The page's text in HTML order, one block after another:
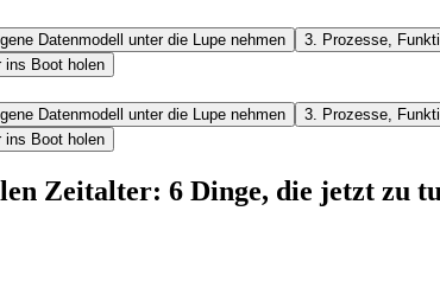
Datenmodell unter die Lupe nehmen 3. Prozesse,
ins Boot holen
Datenmodell unter die Lupe nehmen 3. Prozesse,
ins Boot holen
Zeitalter: 6 Dinge, die jetzt zu